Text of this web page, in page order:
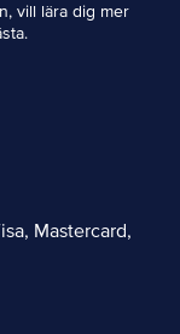
vill lära dig mer